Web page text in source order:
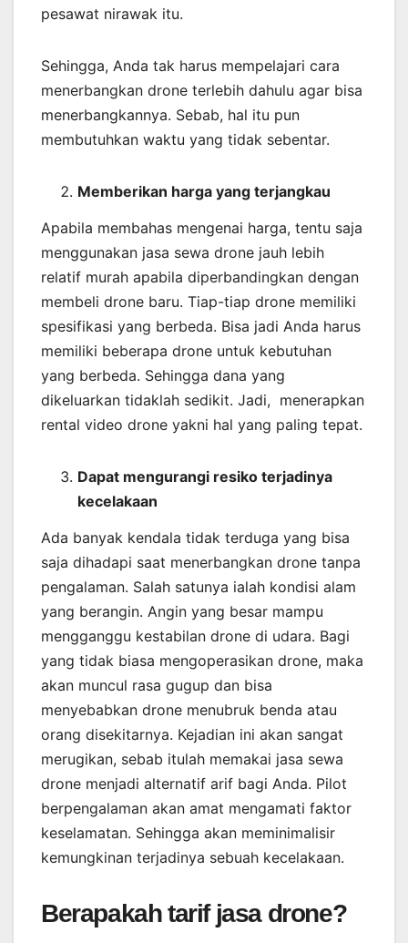
pesawat nirawak itu.
Sehingga, Anda tak harus mempelajari cara
menerbangkan drone terlebih dahulu agar bisa
menerbangkannya. Sebab, hal itu pun
membutuhkan waktu yang tidak sebentar.
Memberikan harga yang terjangkau
Apabila membahas mengenai harga, tentu saja
menggunakan jasa sewa drone jauh lebih
relatif murah apabila diperbandingkan dengan
membeli drone baru. Tiap-tiap drone memiliki
spesifikasi yang berbeda. Bisa jadi Anda harus
memiliki beberapa drone untuk kebutuhan
yang berbeda. Sehingga dana yang
dikeluarkan tidaklah sedikit. Jadi, menerapkan
rental video drone yakni hal yang paling tepat.
Dapat mengurangi resiko terjadinya
kecelakaan
Ada banyak kendala tidak terduga yang bisa
saja dihadapi saat menerbangkan drone tanpa
pengalaman. Salah satunya ialah kondisi alam
yang berangin. Angin yang besar mampu
mengganggu kestabilan drone di udara. Bagi
yang tidak biasa mengoperasikan drone, maka
akan muncul rasa gugup dan bisa
menyebabkan drone menubruk benda atau
orang disekitarnya. Kejadian ini akan sangat
merugikan, sebab itulah memakai jasa sewa
drone menjadi alternatif arif bagi Anda. Pilot
berpengalaman akan amat mengamati faktor
keselamatan. Sehingga akan meminimalisir
kemungkinan terjadinya sebuah kecelakaan.
Berapakah tarif jasa drone?